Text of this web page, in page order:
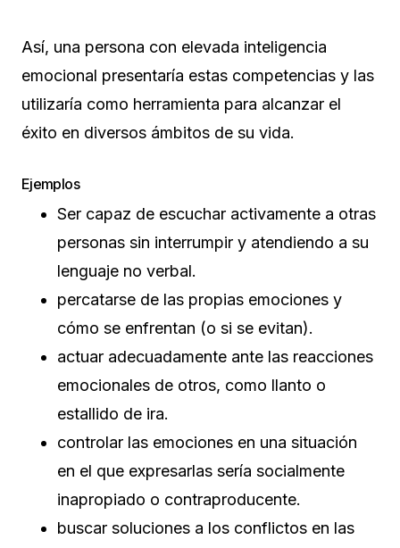
Así, una persona con elevada inteligencia
emocional presentaría estas competencias y las
utilizaría como herramienta para alcanzar el
éxito en diversos ámbitos de su vida.
Ejemplos
Ser capaz de escuchar activamente a otras
personas sin interrumpir y atendiendo a su
lenguaje no verbal.
percatarse de las propias emociones y
cómo se enfrentan (o si se evitan).
actuar adecuadamente ante las reacciones
emocionales de otros, como llanto o
estallido de ira.
controlar las emociones en una situación
en el que expresarlas sería socialmente
inapropiado o contraproducente.
buscar soluciones a los conflictos en las